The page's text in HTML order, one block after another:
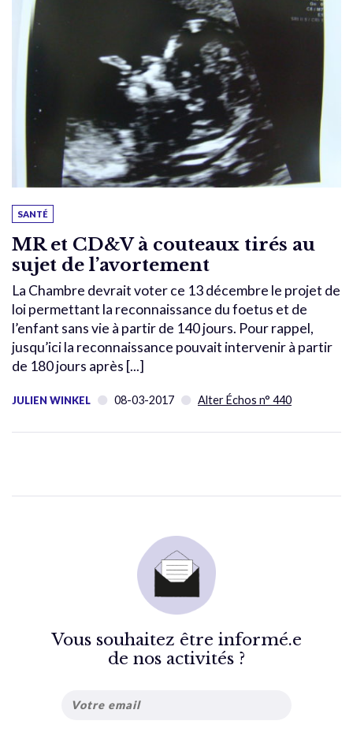
SANTÉ
MR et CD&V à couteaux tirés au
sujet de l’avortement
La Chambre devrait voter ce 13 décembre le projet de
loi permettant la reconnaissance du foetus et de
l’enfant sans vie à partir de 140 jours. Pour rappel,
jusqu’ici la reconnaissance pouvait intervenir à partir
de 180 jours après [...]
JULIEN WINKEL 08-03-2017 Alter Échos n° 440
Vous souhaitez être informé.e
de nos activités ?